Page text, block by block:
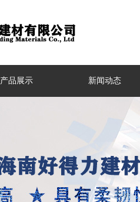
产品展示 新闻动态